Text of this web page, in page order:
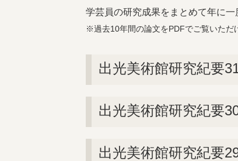
学芸員の研究成果をまとめて年に一
※過去10年間の論文をPDFでご覧いただ
出光美術館研究紀要
出光美術館研究紀要
出光美術館研究紀要